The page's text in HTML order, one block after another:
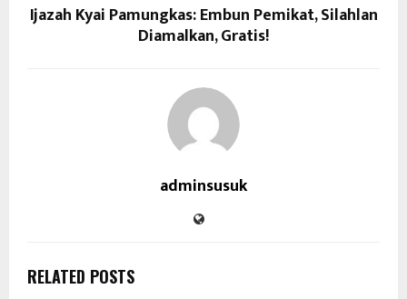
Ijazah Kyai Pamungkas: Embun Pemikat, Silahlan
Diamalkan, Gratis!
adminsusuk
RELATED POSTS